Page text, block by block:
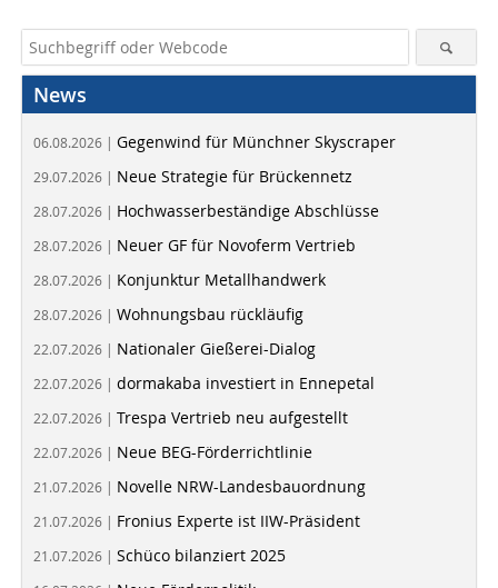
News
06.08.2026 | Gegenwind für Münchner Skyscraper
29.07.2026 | Neue Strategie für Brückennetz
28.07.2026 | Hochwasserbeständige Abschlüsse
28.07.2026 | Neuer GF für Novoferm Vertrieb
28.07.2026 | Konjunktur Metallhandwerk
28.07.2026 | Wohnungsbau rückläufig
22.07.2026 | Nationaler Gießerei-Dialog
22.07.2026 | dormakaba investiert in Ennepetal
22.07.2026 | Trespa Vertrieb neu aufgestellt
22.07.2026 | Neue BEG-Förderrichtlinie
21.07.2026 | Novelle NRW-Landesbauordnung
21.07.2026 | Fronius Experte ist IIW-Präsident
21.07.2026 | Schüco bilanziert 2025